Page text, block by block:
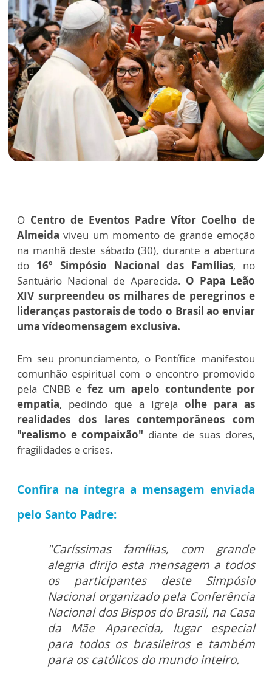
O Centro de Eventos Padre Vítor Coelho de
Almeida viveu um momento de grande emoção
na manhã deste sábado (30), durante a abertura
do 16º Simpósio Nacional das Famílias, no
Santuário Nacional de Aparecida. O Papa Leão
XIV surpreendeu os milhares de peregrinos e
lideranças pastorais de todo o Brasil ao enviar
uma vídeomensagem exclusiva.
Em seu pronunciamento, o Pontífice manifestou
comunhão espiritual com o encontro promovido
pela CNBB efez um apelo contundente por
empatia, pedindo que a Igreja olhe para as
realidades dos lares contemporâneos com
"realismo e compaixão" diante de suas dores,
fragilidades e crises.
Confira na íntegra a mensagem enviada
pelo Santo Padre:
"Caríssimas famílias, com grande
alegria dirijo esta mensagem a todos
os participantes deste Simpósio
Nacional organizado pela Conferência
Nacional dos Bispos do Brasil, na Casa
da Mãe Aparecida, lugar especial
para todos os brasileiros e também
para os católicos do mundo inteiro.